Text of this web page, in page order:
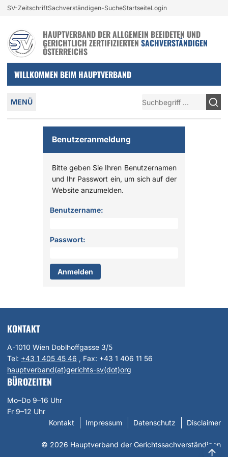
Login und nützliche Links
SV-ZeitschriftSachverständigen-SucheStartseiteLogin
HAUPTVERBAND DER ALLGEMEIN BEEIDETEN UND
GERICHTLICH ZERTIFIZIERTEN SACHVERSTÄNDIGEN
ÖSTERREICHS
WILLKOMMEN BEIM HAUPTVERBAND
Hauptmenü
MENÜ
Benutzeranmeldung
Bitte geben Sie Ihren Benutzernamen
und Ihr Passwort ein, um sich auf der
Website anzumelden.
Anmelden
Benutzername:
Passwort:
KONTAKT
A-1010 Wien Doblhoffgasse 3/5
Tel: +43 1 405 45 46 , Fax: +43 1 406 11 56
hauptverband(at)gerichts-sv(dot)org
BÜROZEITEN
Mo–Do 9–16 Uhr
Fr 9–12 Uhr
Kontakt
Impressum Datenschutz Disclaimer
© 2026 Hauptverband der Gerichtssachverständigen